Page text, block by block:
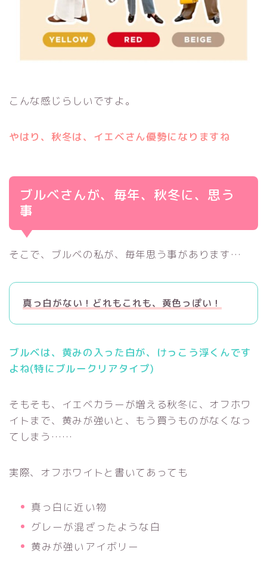
こんな感じらしいですよ。
やはり、秋冬は、イエベさん優勢になりますね
ブルベさんが、毎年、秋冬に、思う
事
そこで、ブルベの私が、毎年思う事があります…
真っ白がない！どれもこれも、黄色っぽい！
ブルベは、黄みの入った白が、けっこう浮くんです
よね(特にブルークリアタイプ)
そもそも、イエベカラーが増える秋冬に、オフホワ
イトまで、黄みが強いと、もう買うものがなくなっ
てしまう……
実際、オフホワイトと書いてあっても
真っ白に近い物
グレーが混ざったような白
黄みが強いアイボリー